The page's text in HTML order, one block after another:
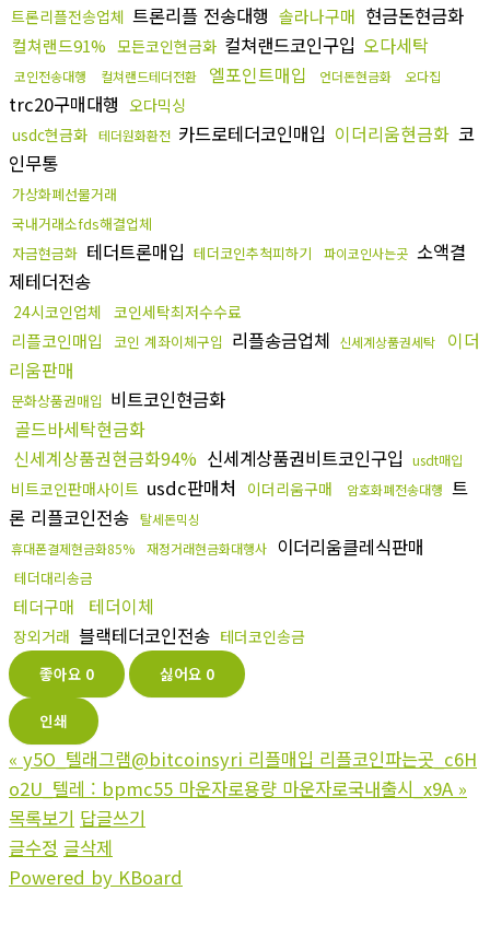
트론리플전송업체 트론리플 전송대행 솔라나구매 현금돈현금화
컬쳐랜드91% 모든코인현금화 컬쳐랜드코인구입 오다세탁
코인전송대행 컬쳐랜드테더전환 엘포인트매입 언더돈현금화 오다집
trc20구매대행 오다믹싱
usdc현금화 테더원화환전 카드로테더코인매입 이더리움현금화 코
인무통
가상화폐선물거래
국내거래소fds해결업체
자금현금화 테더트론매입 테더코인추척피하기 파이코인사는곳 소액결
제테더전송
24시코인업체 코인세탁최저수수료
리플코인매입 코인 계좌이체구입 리플송금업체 신세계상품권세탁
이더
리움판매
문화상품권매입 비트코인현금화
골드바세탁현금화
신세계상품권현금화94% 신세계상품권비트코인구입 usdt매입
비트코인판매사이트 usdc판매처 이더리움구매 암호화폐전송대행 트
론 리플코인전송 탈세돈믹싱
휴대폰결제현금화85%
재정거래현금화대행사 이더리움클레식판매
테더대리송금
테더구매 테더이체
장외거래 블랙테더코인전송 테더코인송금
좋아요 0 싫어요 0
인쇄
« y5O_텔래그램@bitcoinsyri 리플매입 리플코인파는곳_c6H
o2U_텔레 : bpmc55 마운자로용량 마운자로국내출시_x9A »
목록보기 답글쓰기
글수정 글삭제
Powered by KBoard